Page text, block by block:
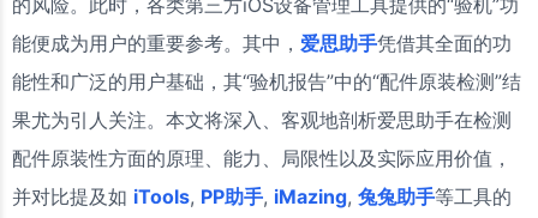
的风险。此时，各类第三方iOS设备管理工具提供的“验机”功
能便成为用户的重要参考。其中， 爱思助手凭借其全面的功
能性和广泛的用户基础，其“验机报告”中的“配件原装检测”结
果尤为引人关注。本文将深入、客观地剖析爱思助手在检测
配件原装性方面的原理、能力、局限性以及实际应用价值，
并对比提及如 iTools, PP助手, iMazing, 兔兔助手等工具的